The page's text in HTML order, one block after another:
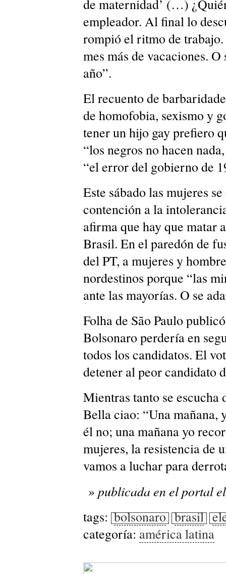
de maternidad’ (…)
empleador. Al final lo
rompió el ritmo de
mes más de vacaciones.
año”.
El recuento de
de homofobia, sexismo y
tener un hijo gay prefiero
“los negros no hacen
“el error del gobierno de
Este sábado las mujeres
contención a la
afirma que hay que matar
Brasil. En el paredón de
del PT, a mujeres y
nordestinos porque “las
ante las mayorías. O se
Folha de São Paulo
Bolsonaro perdería en
todos los candidatos. El
detener al peor candidato
Mientras tanto se escucha
Bella ciao: “Una mañana,
él no; una mañana yo
mujeres, la resistencia de
vamos a luchar para
publicada en el portal
tags: bolsonaro brasil
categoría: américa latina